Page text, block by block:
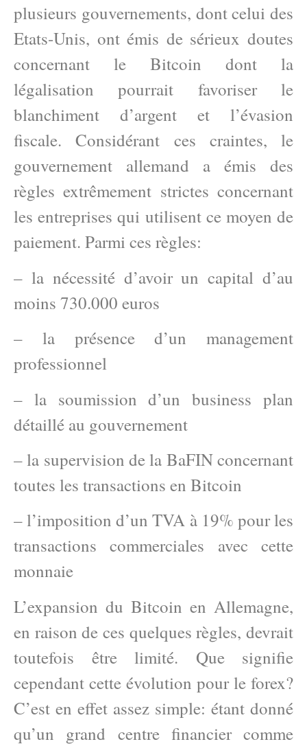
plusieurs gouvernements, dont celui des
Etats-Unis, ont émis de sérieux doutes
concernant le Bitcoin dont la
légalisation pourrait favoriser le
blanchiment d’argent et l’évasion
fiscale. Considérant ces craintes, le
gouvernement allemand a émis des
règles extrêmement strictes concernant
les entreprises qui utilisent ce moyen de
paiement. Parmi ces règles:
– la nécessité d’avoir un capital d’au
moins 730.000 euros
– la présence d’un management
professionnel
– la soumission d’un business plan
détaillé au gouvernement
– la supervision de la BaFIN concernant
toutes les transactions en Bitcoin
– l’imposition d’un TVA à 19% pour les
transactions commerciales avec cette
monnaie
L’expansion du Bitcoin en Allemagne,
en raison de ces quelques règles, devrait
toutefois être limité. Que signifie
cependant cette évolution pour le forex?
C’est en effet assez simple: étant donné
qu’un grand centre financier comme